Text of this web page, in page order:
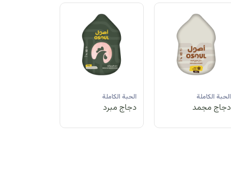
الحبة الكاملة
دجاج مبرد
الحبة الكاملة
دجاج مجمد